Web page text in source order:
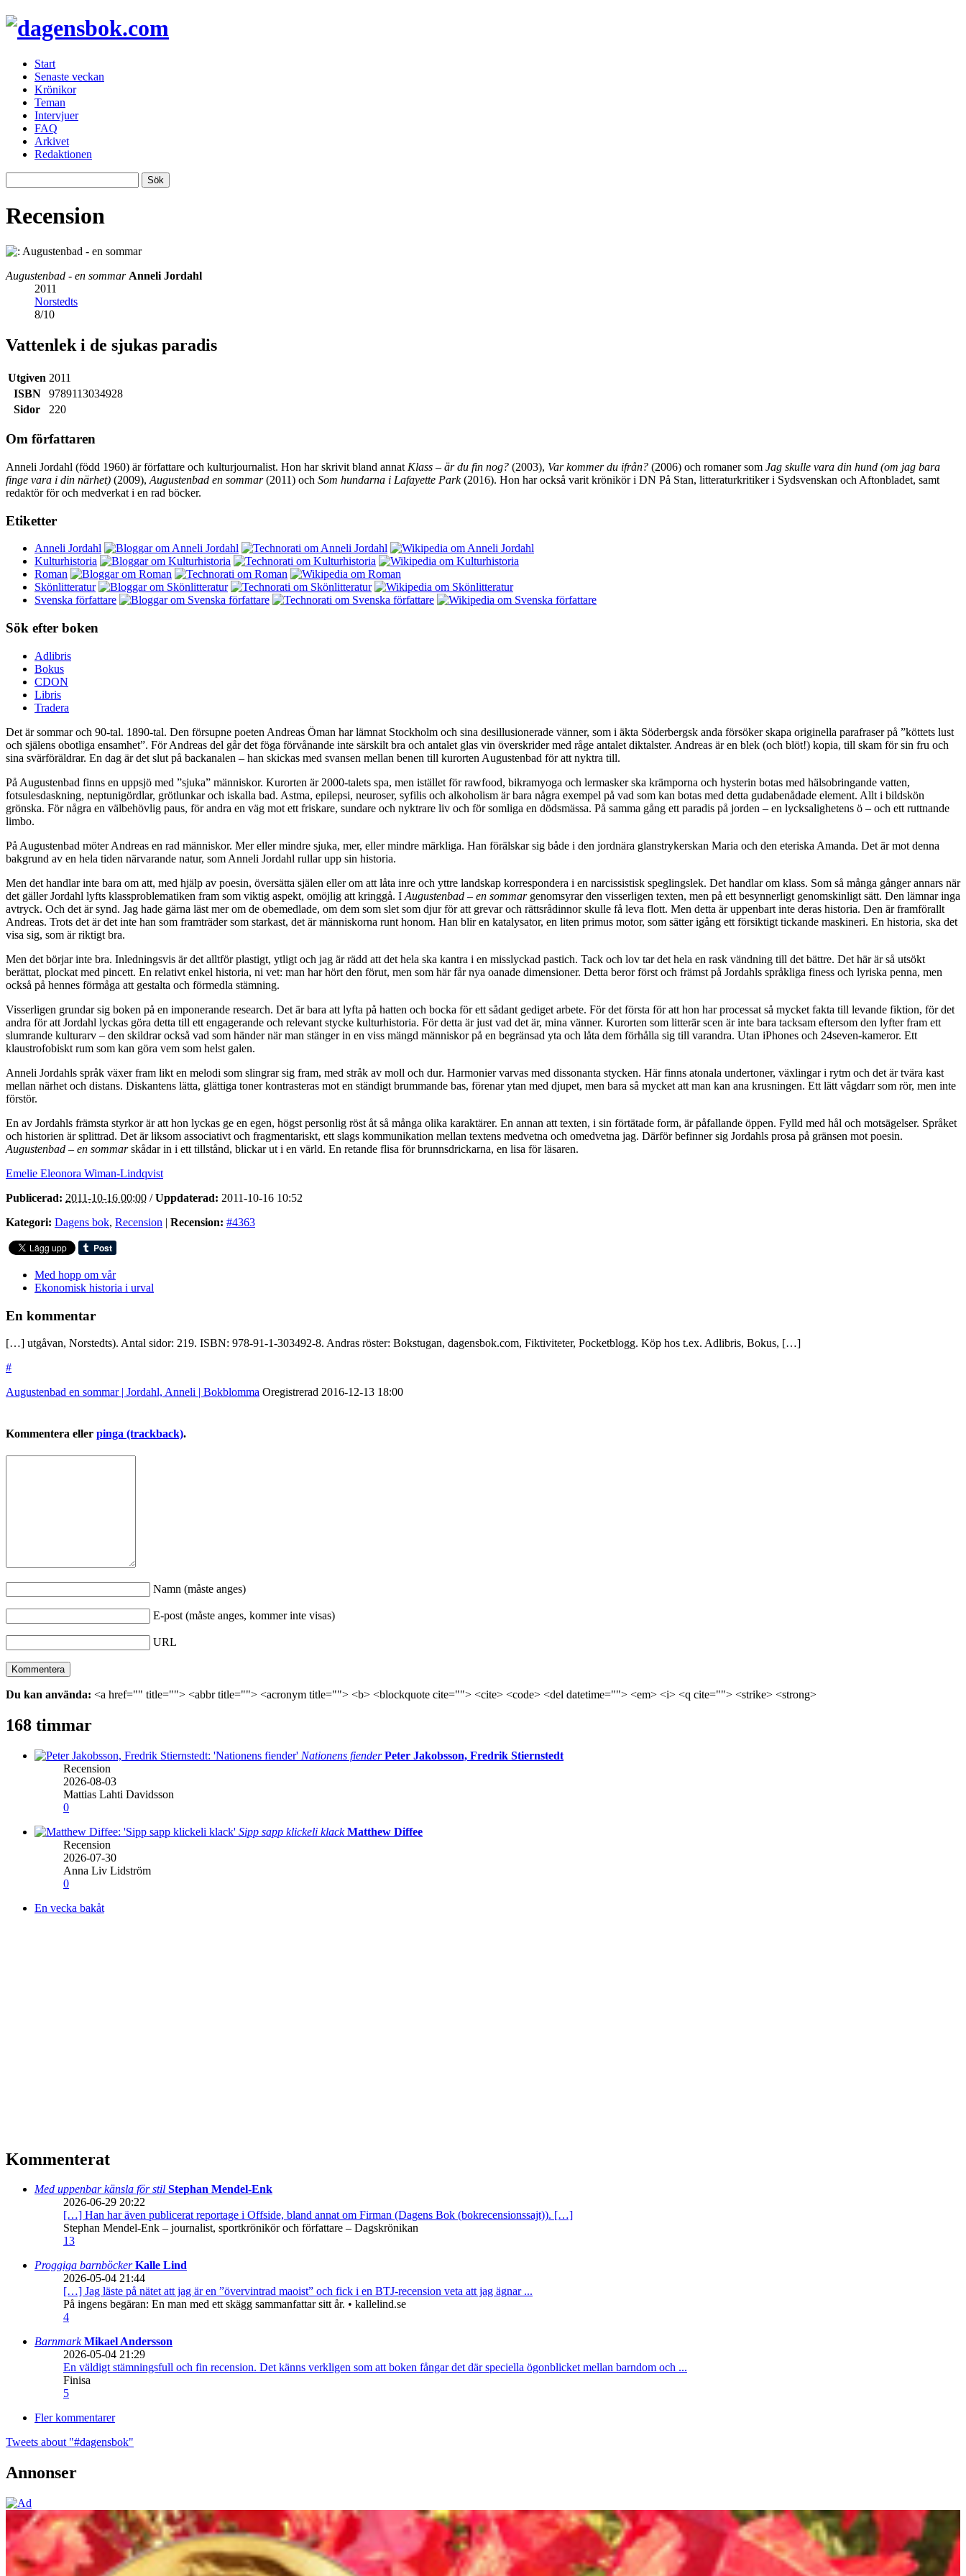
Start
Senaste veckan
Krönikor
Teman
Intervjuer
FAQ
Arkivet
Redaktionen
Recension
Augustenbad - en sommar Anneli Jordahl
2011
Norstedts
8/10
Vattenlek i de sjukas paradis
Utgiven 2011
ISBN
9789113034928
Sidor
220
Om författaren
Anneli Jordahl (född 1960) är författare och kulturjournalist. Hon har skrivit bland annat Klass – är du fin nog? (2003), Var kommer du ifrån? (2006) och romaner som Jag skulle vara din hund (om jag bara
finge vara i din närhet) (2009), Augustenbad en sommar(2011) och Som hundarna i Lafayette Park(2016). Hon har också varit krönikör i DN På Stan, litteraturkritiker i Sydsvenskan och Aftonbladet, samt
redaktör för och medverkat i en rad böcker.
Etiketter
Anneli Jordahl
Kulturhistoria
Roman
Skönlitteratur
Svenska författare
Sök efter boken
Adlibris
Bokus
CDON
Libris
Tradera
Det är sommar och 90-tal. 1890-tal. Den försupne poeten Andreas Öman har lämnat Stockholm och sina desillusionerade vänner, som i äkta Söderbergsk anda försöker skapa originella parafraser på ”köttets lust
och själens obotliga ensamhet”. För Andreas del går det föga förvånande inte särskilt bra och antalet glas vin överskrider med råge antalet diktalster. Andreas är en blek (och blöt!) kopia, till skam för sin fru och
sina svärföräldrar. En dag är det slut på backanalen – han skickas med svansen mellan benen till kurorten Augustenbad för att nyktra till.
På Augustenbad finns en uppsjö med ”sjuka” människor. Kurorten är 2000-talets spa, men istället för rawfood, bikramyoga och lermasker ska krämporna och hysterin botas med hälsobringande vatten,
fotsulesdaskning, neptunigördlar, grötlunkar och iskalla bad. Astma, epilepsi, neuroser, syfilis och alkoholism är bara några exempel på vad som kan botas med detta gudabenådade element. Allt i bildskön
grönska. För några en välbehövlig paus, för andra en väg mot ett friskare, sundare och nyktrare liv och för somliga en dödsmässa. På samma gång ett paradis på jorden – en lycksalighetens ö – och ett ruttnande
limbo.
På Augustenbad möter Andreas en rad människor. Mer eller mindre sjuka, mer, eller mindre märkliga. Han förälskar sig både i den jordnära glanstrykerskan Maria och den eteriska Amanda. Det är mot denna
bakgrund av en hela tiden närvarande natur, som Anneli Jordahl rullar upp sin historia.
Men det handlar inte bara om att, med hjälp av poesin, översätta själen eller om att låta inre och yttre landskap korrespondera i en narcissistisk speglingslek. Det handlar om klass. Som så många gånger annars när
det gäller Jordahl lyfts klassproblematiken fram som viktig aspekt, omöjlig att kringgå. I Augustenbad – en sommargenomsyrar den visserligen texten, men på ett besynnerligt genomskinligt sätt. Den lämnar inga
avtryck. Och det är synd. Jag hade gärna läst mer om de obemedlade, om dem som slet som djur för att grevar och rättsrådinnor skulle få leva flott. Men detta är uppenbart inte deras historia. Den är framförallt
Andreas. Trots det är det inte han som framträder som starkast, det är människorna runt honom. Han blir en katalysator, en liten primus motor, som sätter igång ett försiktigt tickande maskineri. En historia, ska det
visa sig, som är riktigt bra.
Men det börjar inte bra. Inledningsvis är det alltför plastigt, ytligt och jag är rädd att det hela ska kantra i en misslyckad pastich. Tack och lov tar det hela en rask vändning till det bättre. Det här är så utsökt
berättat, plockat med pincett. En relativt enkel historia, ni vet: man har hört den förut, men som här får nya oanade dimensioner. Detta beror först och främst på Jordahls språkliga finess och lyriska penna, men
också på hennes förmåga att gestalta och förmedla stämning.
Visserligen grundar sig boken på en imponerande research. Det är bara att lyfta på hatten och bocka för ett sådant gediget arbete. För det första för att hon har processat så mycket fakta till levande fiktion, för det
andra för att Jordahl lyckas göra detta till ett engagerande och relevant stycke kulturhistoria. För detta är just vad det är, mina vänner. Kurorten som litterär scen är inte bara tacksam eftersom den lyfter fram ett
slumrande kulturarv – den skildrar också vad som händer när man stänger in en viss mängd människor på en begränsad yta och låta dem förhålla sig till varandra. Utan iPhones och 24seven-kameror. Ett
klaustrofobiskt rum som kan göra vem som helst galen.
Anneli Jordahls språk växer fram likt en melodi som slingrar sig fram, med stråk av moll och dur. Harmonier varvas med dissonanta stycken. Här finns atonala undertoner, växlingar i rytm och det är tvära kast
mellan närhet och distans. Diskantens lätta, glättiga toner kontrasteras mot en ständigt brummande bas, förenar ytan med djupet, men bara så mycket att man kan ana krusningen. Ett lätt vågdarr som rör, men inte
förstör.
En av Jordahls främsta styrkor är att hon lyckas ge en egen, högst personlig röst åt så många olika karaktärer. En annan att texten, i sin förtätade form, är påfallande öppen. Fylld med hål och motsägelser. Språket
och historien är splittrad. Det är liksom associativt och fragmentariskt, ett slags kommunikation mellan textens medvetna och omedvetna jag. Därför befinner sig Jordahls prosa på gränsen mot poesin.
Augustenbad – en sommarskådar in i ett tillstånd, blickar ut i en värld. En retande flisa för brunnsdrickarna, en lisa för läsaren.
Emelie Eleonora Wiman-Lindqvist
Publicerad: 2011-10-16 00:00 /Uppdaterad: 2011-10-16 10:52
Kategori: Dagens bok, Recension | Recension: #4363
Med hopp om vår
Ekonomisk historia i urval
En kommentar
[…] utgåvan, Norstedts). Antal sidor: 219. ISBN: 978-91-1-303492-8. Andras röster: Bokstugan, dagensbok.com, Fiktiviteter, Pocketblogg. Köp hos t.ex. Adlibris, Bokus, […]
#
Augustenbad en sommar | Jordahl, Anneli | Bokblomma Oregistrerad 2016-12-13 18:00
Kommentera eller pinga (trackback).
Namn (måste anges)
E-post (måste anges, kommer inte visas)
URL
Du kan använda: <a href="" title=""> <abbr title=""> <acronym title=""> <b> <blockquote cite=""> <cite> <code> <del datetime=""> <em> <i> <q cite=""> <strike> <strong>
168 timmar
Nationens fiender Peter Jakobsson, Fredrik Stiernstedt
Recension
2026-08-03
Mattias Lahti Davidsson
0
Sipp sapp klickeli klack Matthew Diffee
Recension
2026-07-30
Anna Liv Lidström
0
En vecka bakåt
Kommenterat
Med uppenbar känsla för stil Stephan Mendel-Enk
2026-06-29 20:22
[…] Han har även publicerat reportage i Offside, bland annat om Firman (Dagens Bok (bokrecensionssajt)). […]
Stephan Mendel-Enk – journalist, sportkrönikör och författare – Dagskrönikan
13
Proggiga barnböckerKalle Lind
2026-05-04 21:44
[…] Jag läste på nätet att jag är en ”övervintrad maoist” och fick i en BTJ-recension veta att jag ägnar ...
På ingens begäran: En man med ett skägg sammanfattar sitt år. • kallelind.se
4
BarnmarkMikael Andersson
2026-05-04 21:29
En väldigt stämningsfull och fin recension. Det känns verkligen som att boken fångar det där speciella ögonblicket mellan barndom och ...
Finisa
5
Fler kommentarer
Tweets about "#dagensbok"
Annonser